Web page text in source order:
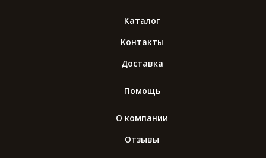
Каталог
Контакты
Доставка
Помощь
О компании
Отзывы